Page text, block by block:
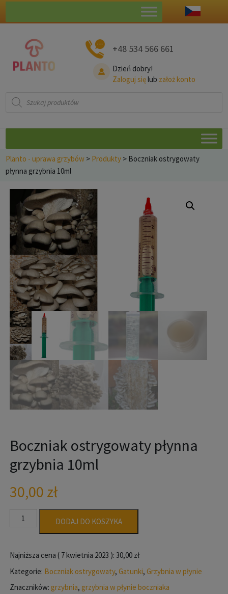
+48 534 566 661
Dzień dobry!
Zaloguj sięlub założ konto
Wyszukiwarka
produktów
Planto - uprawa grzybów > Produkty > Boczniak ostrygowaty
płynna grzybnia 10ml
Boczniak ostrygowaty płynna
grzybnia 10ml
30,00 zł
ilość
Boczniak
płynna
10ml
DODAJ DO KOSZYKA
Najniższa cena (7 kwietnia 2023 ): 30,00 zł
Kategorie: Boczniak ostrygowaty, Gatunki, Grzybnia w płynie
Znaczników: grzybnia, grzybnia w płynie boczniaka